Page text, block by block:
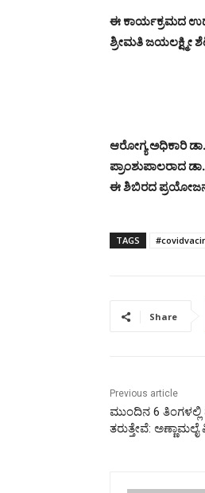
ಈ ಕಾರ್ಯಕ್ರಮದ
ಶ್ರೀಮತಿ ಜಯಲಕ್ಷ್ಮೀ
ಆರೋಗ್ಯ ಅಧಿಕಾರಿ
ಪ್ರಾಂಶುಪಾಲರಾದ
ಈ ಶಿಬಿರದ
TAGS
Share
Previous article
ಮುಂದಿನ 6
ತರುತ್ತೇವೆ: